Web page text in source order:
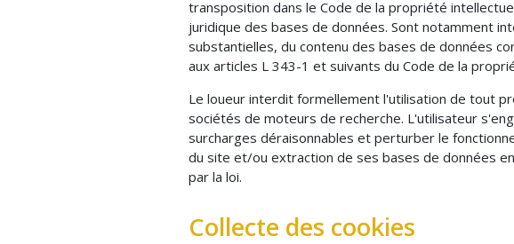
transposition dans le Code de la propriété
juridique des bases de données. Sont notamment
substantielles, du contenu des bases de données
aux articles L 343-1 et suivants du Code de la
Le loueur interdit formellement l'utilisation de tout
sociétés de moteurs de recherche. L'utilisateur
surcharges déraisonnables et perturber le
du site et/ou extraction de ses bases de données
par la loi.
Collecte des cookies